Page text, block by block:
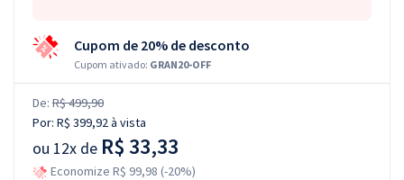
Cupom de 20% de desconto
Cupom ativado: GRAN20-OFF
De: R$ 499,90
Por: R$ 399,92à vista
ou 12x de R$ 33,33
Economize R$ 99,98 (-20%)